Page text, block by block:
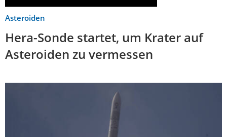
Asteroiden
Hera-Sonde startet, um Krater auf
Asteroiden zu vermessen